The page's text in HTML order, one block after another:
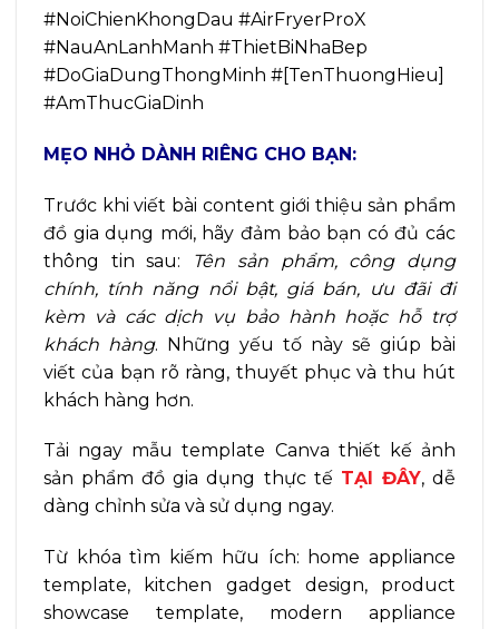
#NoiChienKhongDau #AirFryerProX
#NauAnLanhManh #ThietBiNhaBep
#DoGiaDungThongMinh #[TenThuongHieu]
#AmThucGiaDinh
MẸO NHỎ DÀNH RIÊNG CHO BẠN:
Trước khi viết bài content giới thiệu sản phẩm
đồ gia dụng mới, hãy đảm bảo bạn có đủ các
thông tin sau: Tên sản phẩm, công dụng
chính, tính năng nổi bật, giá bán, ưu đãi đi
kèm và các dịch vụ bảo hành hoặc hỗ trợ
khách hàng. Những yếu tố này sẽ giúp bài
viết của bạn rõ ràng, thuyết phục và thu hút
khách hàng hơn.
Tải ngay mẫu template Canva thiết kế ảnh
sản phẩm đồ gia dụng thực tế TẠI ĐÂY, dễ
dàng chỉnh sửa và sử dụng ngay.
Từ khóa tìm kiếm hữu ích: home appliance
template, kitchen gadget design, product
showcase template, modern appliance